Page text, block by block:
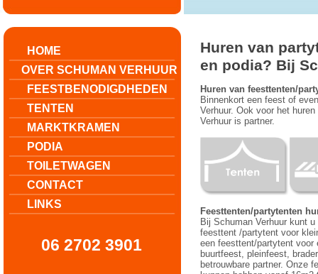
HOME
OVER SCHUMAN VERHUUR
FEESTBENODIGDHEDEN
TENTEN
MARKTKRAMEN
PODIA
TOILETWAGEN
CONTACT
LINKS
06 2702 3901
Huren van
en podia? Bij
Huren van feesttenten/
Binnenkort een feest of
Verhuur. Ook voor het
Verhuur is partner.
Feesttenten/partytenten
Bij Schuman Verhuur kunt
feesttent /partytent voor
een feesttent/partytent
buurtfeest, pleinfeest,
betrouwbare partner. Onze